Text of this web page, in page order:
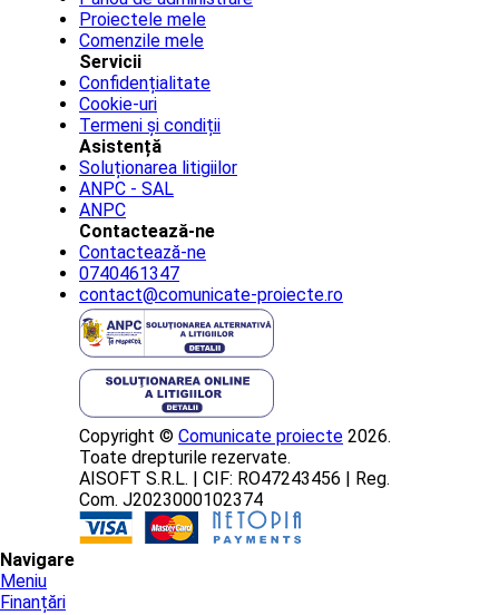
Proiectele mele
Comenzile mele
Servicii
Confidențialitate
Cookie-uri
Termeni și condiții
Asistență
Soluționarea litigiilor
ANPC - SAL
ANPC
Contactează-ne
Contactează-ne
0740461347
contact@comunicate-proiecte.ro
Copyright © Comunicate proiecte 2026.
Toate drepturile rezervate.
AISOFT S.R.L. | CIF: RO47243456 | Reg.
Com. J2023000102374
Navigare
Meniu
Finanțări